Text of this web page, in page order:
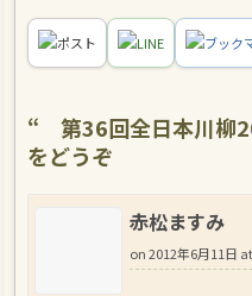
ポスト LINE ブック
“ 第36回全日本川柳
をどうぞ
赤松ますみ
on2012年6月11日